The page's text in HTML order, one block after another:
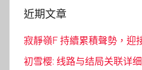
近期文章
寂靜嶺F 持續累積聲勢，迎
初雪樱: 线路与结局关联详